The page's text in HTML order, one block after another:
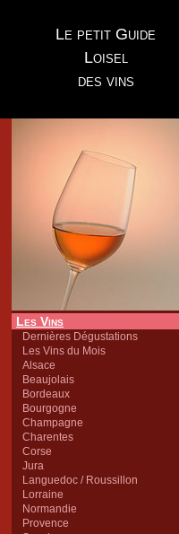
Le petit Guide
Loisel
des vins
Les Vins
Dernières Dégustations
Les Vins du Mois
Alsace
Beaujolais
Bordeaux
Bourgogne
Champagne
Charentes
Corse
Jura
Languedoc / Roussillon
Lorraine
Normandie
Provence